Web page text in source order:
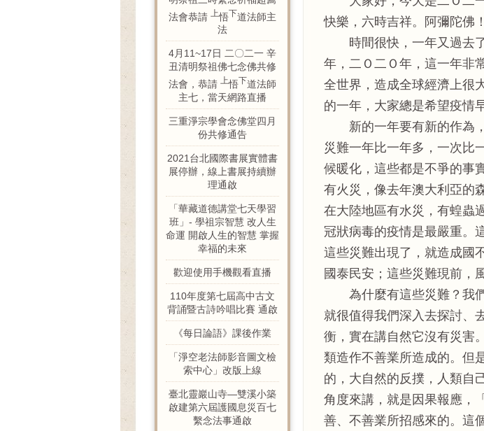
法會恭請
上悟下道法師主
法
4月11~17日 二〇二一 辛
丑清明祭祖佛七念佛共修
法會，恭請
上悟下道法師
主七，當天網路直播
三重淨宗學會念佛堂四月
份共修通告
2021台北國際書展實體書
展停辦，線上書展持續辦
理通啟
「華藏道德講堂七天學習
班」- 學祖宗智慧 改人生
命運 開啟人生的智慧 掌握
幸福的未來
歡迎使用手機觀看直播
110年度第七屆高中古文
背誦暨古詩吟唱比賽 通啟
《每日論語》課後作業
「淨空老法師影音圖文檢
索中心」改版上線
臺北靈巖山寺—雙溪小築
啟建第六屆護國息災百七
繫念法事通啟
快樂，六時吉祥。阿彌陀佛！
時間很快，一年又過去了
年，二Ｏ二Ｏ年，這一年非
全世界，造成全球經濟上很
的一年，大家總是希望疫情
新的一年要有新的作為，
災難一年比一年多，一次比
候暖化，這些都是不爭的事
有火災，像去年澳大利亞的
在大陸地區有水災，有蝗蟲
冠狀病毒的疫情是最嚴重。
這些災難出現了，就造成國
國泰民安；這些災難現前，
為什麼有這些災難？我們
就很值得我們深入去探討、
衡，實在講自然它沒有災害
類造作不善業所造成的。但
的，大自然的反撲，人類自
角度來講，就是因果報應，
善、不善業所招感來的。這